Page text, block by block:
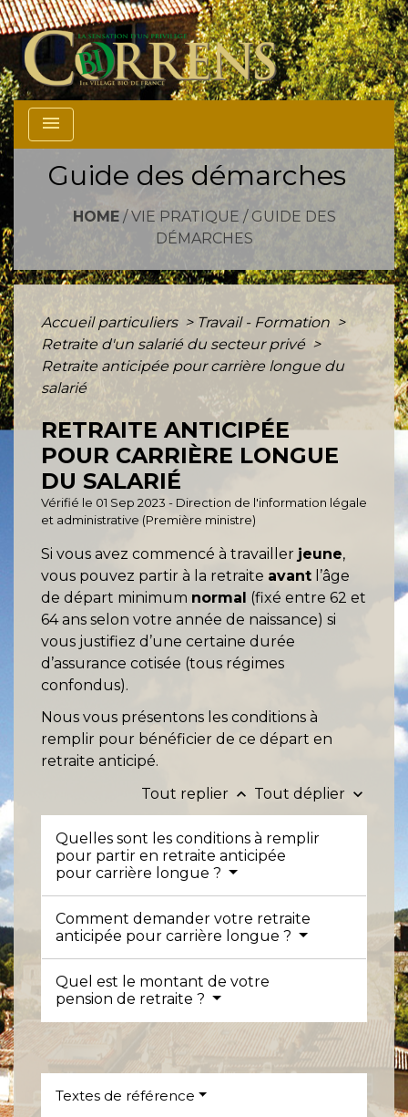
menu
Guide des démarches
HOME/ VIE PRATIQUE / GUIDE DES
DÉMARCHES
Accueil particuliers > Travail - Formation >
Retraite d'un salarié du secteur privé >
Retraite anticipée pour carrière longue du
salarié
RETRAITE ANTICIPÉE
POUR CARRIÈRE LONGUE
DU SALARIÉ
Vérifié le 01 Sep 2023 - Direction de l'information légale
et administrative (Première ministre)
Si vous avez commencé à travailler jeune,
vous pouvez partir à la retraite avant l’âge
de départ minimum normal (fixé entre 62 et
64 ans selon votre année de naissance) si
vous justifiez d’une certaine durée
d’assurance cotisée (tous régimes
confondus).
Nous vous présentons les conditions à
remplir pour bénéficier de ce départ en
retraite anticipé.
Tout replier keyboard_arrow_up Tout déplier keyboard_arrow_down
Quelles sont les conditions à remplir
pour partir en retraite anticipée
pour carrière longue ?
Comment demander votre retraite
anticipée pour carrière longue ?
Quel est le montant de votre
pension de retraite ?
Textes de référence